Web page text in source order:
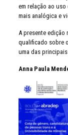
em relação ao
mais analógica e
A presente edição
qualificado sobre
uma das
Anna Paula